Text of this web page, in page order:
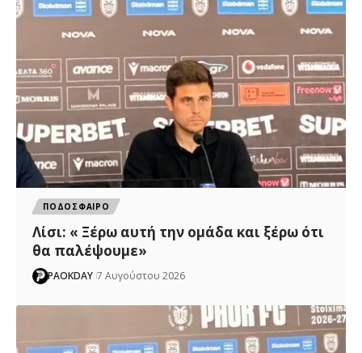
ΠΟΔΟΣΦΑΙΡΟ
Λίσι: « Ξέρω αυτή την ομάδα και ξέρω ότι
θα παλέψουμε»
PAOKDAY 7 Αυγούστου 2026